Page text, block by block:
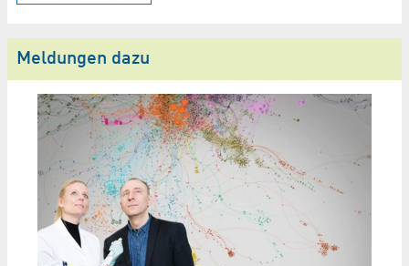
Meldungen dazu